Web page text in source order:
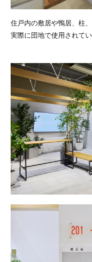
住戸内の敷居や鴨居、柱
実際に団地で使用されて